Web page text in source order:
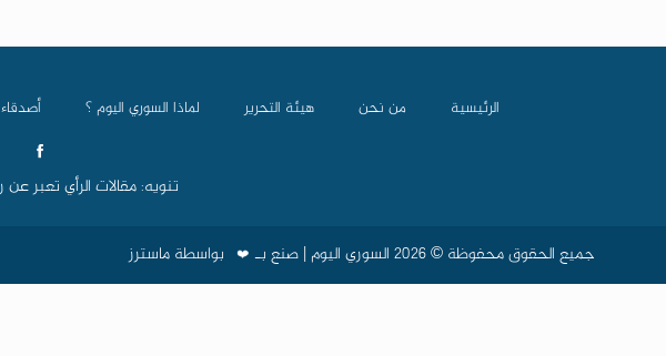
الرئيسية من نحن هيئة التحرير لماذا السوري اليوم ؟
تنويه: مقالات الرأي تعبر
جميع الحقوق محفوظة © 2026 السوري اليوم | صنع بـ ❤️ بواسطةماسترز